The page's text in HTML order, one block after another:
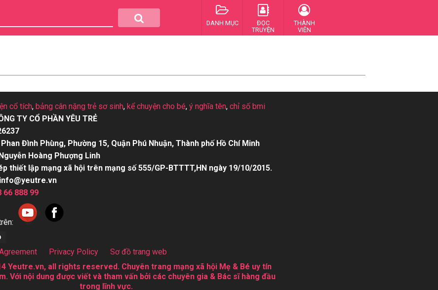
DANH MỤC
ĐỌC
TRUYỆN
THÀNH
VIÊN
cổ tích, bảng cân nặng trẻ sơ sinh, kể chuyện cho bé, ý nghĩa tên, chỉ số bmi
TY CỔ PHẦN YÊU TRẺ
Đình Phùng, Phường 15, Quận Phú Nhuận, Thành phố Hồ Chí Minh
Hoàng Phượng Linh
thiết lập mạng xã hội trên mạng số 555/GP-BTTTT,HN ngày 19/10/2015.
info@yeutre.vn
66 888 99
Privacy Policy
Sơ đồ trang web
Yeutre.vn, all rights reserved. Chuyên trang mạng xã hội Mẹ & Bé uy tín
Với nội dung được viết và tham vấn bởi các chuyên gia & Bác sĩ hàng đầu
trong lĩnh vực.